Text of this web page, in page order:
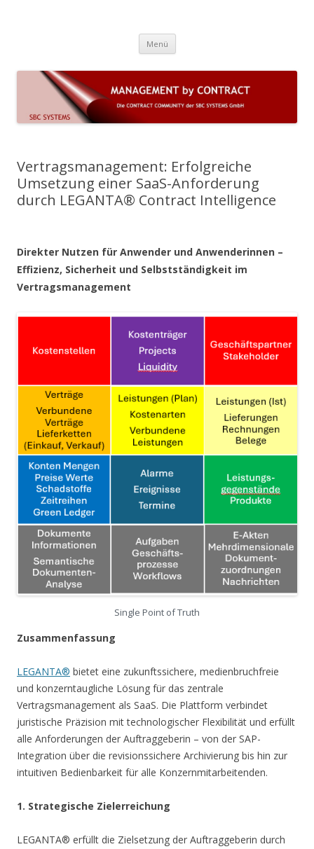
Systems GmbH
komplexe Dauerschuldverhältnisse und das Vertrags- und
Menü Zum Inhalt springen
Vertragsmanagement: Erfolgreiche
Umsetzung einer SaaS-Anforderung
durch LEGANTA® Contract Intelligence
Direkter Nutzen für Anwender und Anwenderinnen –
Effizienz, Sicherheit und Selbstständigkeit im
Vertragsmanagement
Single Point of Truth
Zusammenfassung
LEGANTA® bietet eine zukunftssichere, medienbruchfreie
und konzerntaugliche Lösung für das zentrale
Vertragsmanagement als SaaS. Die Plattform verbindet
juristische Präzision mit technologischer Flexibilität und erfüllt
alle Anforderungen der Auftraggeberin – von der SAP-
Integration über die revisionssichere Archivierung bis hin zur
intuitiven Bedienbarkeit für alle Konzernmitarbeitenden.
1. Strategische Zielerreichung
LEGANTA® erfüllt die Zielsetzung der Auftraggeberin durch